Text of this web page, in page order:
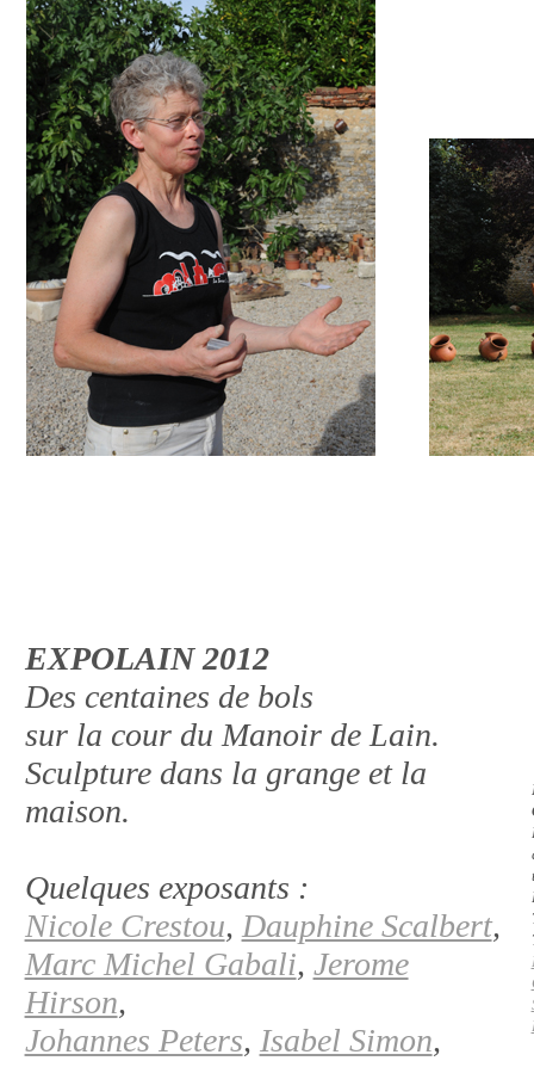
EXPOLAIN 2012
Des centaines de bols
sur la cour du Manoir de Lain.
Sculpture dans la grange et la
maison.
Quelques exposants :
Nicole Crestou, Dauphine Scalbert,
Marc Michel Gabali, Jerome
Hirson,
Johannes Peters, Isabel Simon,